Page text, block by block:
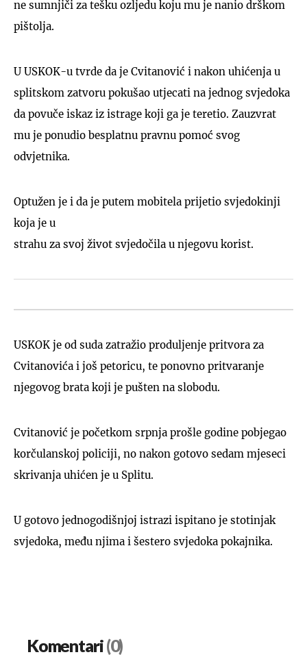
ne sumnjiči za tešku ozljedu koju mu je nanio drškom
pištolja.
U USKOK-u tvrde da je Cvitanović i nakon uhićenja u
splitskom zatvoru pokušao utjecati na jednog svjedoka
da povuče iskaz iz istrage koji ga je teretio. Zauzvrat
mu je ponudio besplatnu pravnu pomoć svog
odvjetnika.
Optužen je i da je putem mobitela prijetio svjedokinji
koja je u
strahu za svoj život svjedočila u njegovu korist.
USKOK je od suda zatražio produljenje pritvora za
Cvitanovića i još petoricu, te ponovno pritvaranje
njegovog brata koji je pušten na slobodu.
Cvitanović je početkom srpnja prošle godine pobjegao
korčulanskoj policiji, no nakon gotovo sedam mjeseci
skrivanja uhićen je u Splitu.
U gotovo jednogodišnjoj istrazi ispitano je stotinjak
svjedoka, među njima i šestero svjedoka pokajnika.
Komentari(0)